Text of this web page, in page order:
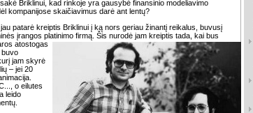
Briklinui, kad rinkoje yra gausybė finansinio modeliavimo
kompanijose skaičiavimus darė ant lentų?
patarė kreiptis Briklinui į ką nors geriau žinantį reikalus, buvusį
įrangos platinimo firmą. Šis nurodė jam kreiptis tada, kai bus
atostogas
buvo
jam skyrė
– jei 20
o eilutes
leido